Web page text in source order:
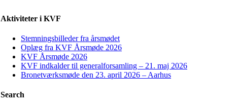
Aktiviteter i KVF
Stemningsbilleder fra årsmødet
Oplæg fra KVF Årsmøde 2026
KVF Årsmøde 2026
KVF indkalder til generalforsamling – 21. maj 2026
Bronetværksmøde den 23. april 2026 – Aarhus
Search